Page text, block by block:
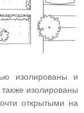
изолированы и
изолированы
открытыми на